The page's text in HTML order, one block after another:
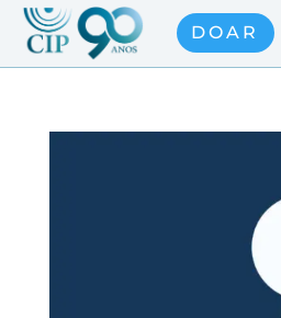
DOAR